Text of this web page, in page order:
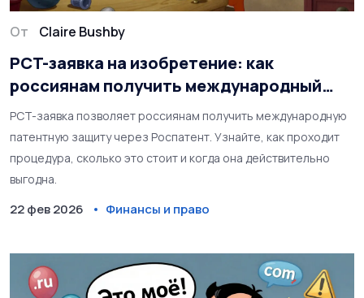
От Claire Bushby
PCT-заявка на изобретение: как
россиянам получить международный
патент
PCT-заявка позволяет россиянам получить международную
патентную защиту через Роспатент. Узнайте, как проходит
процедура, сколько это стоит и когда она действительно
выгодна.
22 фев 2026 Финансы и право